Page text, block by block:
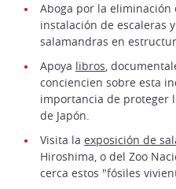
Aboga por la eliminación
instalación de escaleras
salamandras en
Apoya libros,
conciencien sobre esta
importancia de proteger
de Japón.
Visita la exposición de
Hiroshima, o del Zoo
cerca estos "fósiles